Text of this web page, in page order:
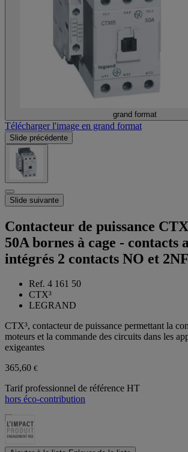
grand format
Télécharger l'image en grand format
Slide précédente
Slide suivante
Contacteur de puissance
50A bornes à cage - contacts
intégrés 2 contacts NO et
Ref. 4 161 50
CTX³
LEGRAND
CTX³, contacteur de puissance permettant la
moteurs et la commande des circuits dans les
exigeantes
365,60 €
Tarif professionnel de référence HT
hors éco-contribution